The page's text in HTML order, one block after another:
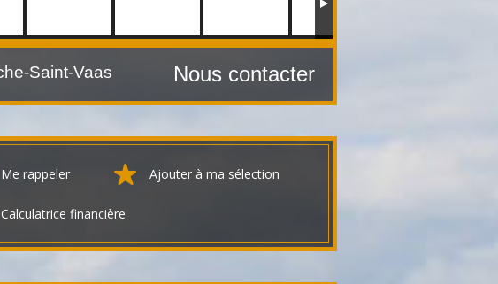
Nous contacter
Me rappeler Ajouter à ma sélection
Calculatrice financière